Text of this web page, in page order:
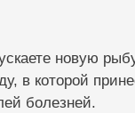
новую
в которой
болезней.